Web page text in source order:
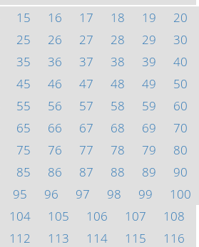
15 16 17 18 19
20
25 26 27 28 29
30
35 36 37 38 39
40
45 46 47 48 49
50
55 56 57 58 59
60
65 66 67 68 69
70
75 76 77 78 79
80
85 86 87 88 89
90
95 96 97 98 99
100
104 105 106 107
108
112 113 114 115
116